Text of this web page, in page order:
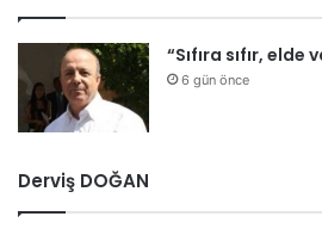
“Sıfıra sıfır, elde
6 gün önce
Derviş DOĞAN